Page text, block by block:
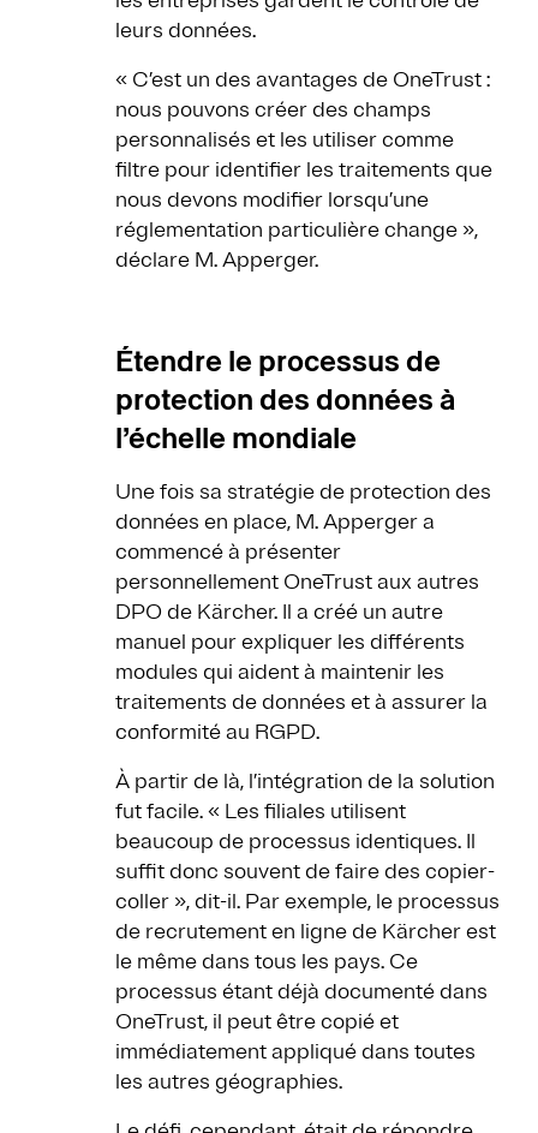
leurs données.
« C’est un des avantages de OneTrust :
nous pouvons créer des champs
personnalisés et les utiliser comme
filtre pour identifier les traitements que
nous devons modifier lorsqu’une
réglementation particulière change »,
déclare M. Apperger.
Étendre le processus de
protection des données à
l’échelle mondiale
Une fois sa stratégie de protection des
données en place, M. Apperger a
commencé à présenter
personnellement OneTrust aux autres
DPO de Kärcher. Il a créé un autre
manuel pour expliquer les différents
modules qui aident à maintenir les
traitements de données et à assurer la
conformité au RGPD.
À partir de là, l’intégration de la solution
fut facile. « Les filiales utilisent
beaucoup de processus identiques. Il
suffit donc souvent de faire des copier-
coller », dit-il. Par exemple, le processus
de recrutement en ligne de Kärcher est
le même dans tous les pays. Ce
processus étant déjà documenté dans
OneTrust, il peut être copié et
immédiatement appliqué dans toutes
les autres géographies.